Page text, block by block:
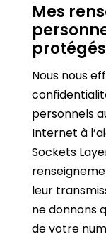
Mes
Nous nous
personnels
Internet à
Sockets
leur
ne donnons
de votre